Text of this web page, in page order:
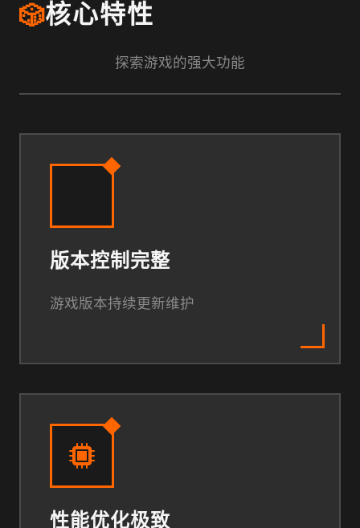
🎲核心特性
探索游戏的强大功能
版本控制完整
游戏版本持续更新维护
性能优化极致